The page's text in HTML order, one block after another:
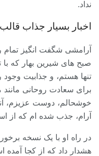
نداد.
اخبار بسیار جذاب قالب
آرامشی شگفت انگیز تمام
صبح های شیرین بهار که
تنها هستم، و جذابیت
برای سعادت روحانی
خوشحالم، دوست عزیزم،
آرام، جذب شده ام که از
در راه او با یک نسخه
هشدار داد که از کجا